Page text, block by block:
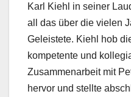
Karl Kiehl in seiner
all das über die vielen
Geleistete. Kiehl hob
kompetente und
Zusammenarbeit mit
hervor und stellte